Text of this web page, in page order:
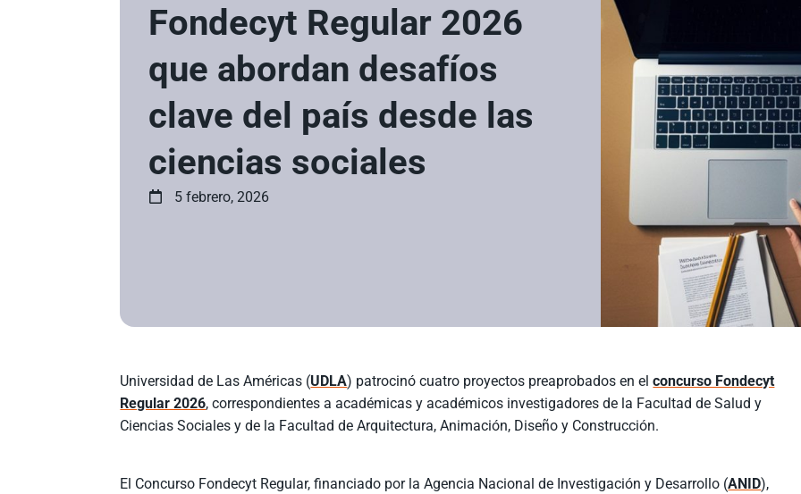
Fondecyt Regular 2026
que abordan desafíos
clave del país desde las
ciencias sociales
5 febrero, 2026
Universidad de Las Américas (UDLA) patrocinó cuatro proyectos preaprobados en elconcurso Fondecyt
Regular 2026, correspondientes a académicas y académicos investigadores de la Facultad de Salud y
Ciencias Sociales y de la Facultad de Arquitectura, Animación, Diseño y Construcción.
El Concurso Fondecyt Regular, financiado por la Agencia Nacional de Investigación y Desarrollo (ANID),